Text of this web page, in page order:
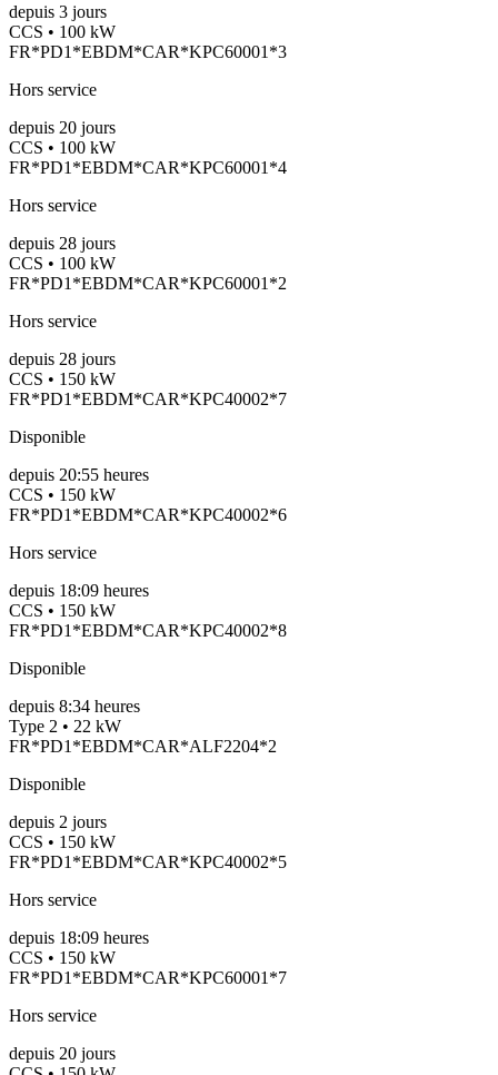
depuis 3 jours
CCS • 100 kW
FR*PD1*EBDM*CAR*KPC60001*3
Hors service
depuis 20 jours
CCS • 100 kW
FR*PD1*EBDM*CAR*KPC60001*4
Hors service
depuis 28 jours
CCS • 100 kW
FR*PD1*EBDM*CAR*KPC60001*2
Hors service
depuis 28 jours
CCS • 150 kW
FR*PD1*EBDM*CAR*KPC40002*7
Disponible
depuis 20:55 heures
CCS • 150 kW
FR*PD1*EBDM*CAR*KPC40002*6
Hors service
depuis 18:09 heures
CCS • 150 kW
FR*PD1*EBDM*CAR*KPC40002*8
Disponible
depuis 8:34 heures
Type 2 • 22 kW
FR*PD1*EBDM*CAR*ALF2204*2
Disponible
depuis 2 jours
CCS • 150 kW
FR*PD1*EBDM*CAR*KPC40002*5
Hors service
depuis 18:09 heures
CCS • 150 kW
FR*PD1*EBDM*CAR*KPC60001*7
Hors service
depuis 20 jours